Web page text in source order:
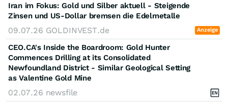
Iran im Fokus: Gold und Silber aktuell - Steigende
Zinsen und US-Dollar bremsen die Edelmetalle
09.07.26 GOLDINVEST.de Anzeige
CEO.CA's Inside the Boardroom: Gold Hunter
Commences Drilling at its Consolidated
Newfoundland District - Similar Geological Setting
as Valentine Gold Mine
02.07.26 newsfile